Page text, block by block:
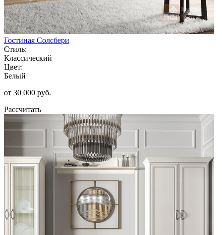
Гостиная Солсбери
Стиль:
Классический
Цвет:
Белый
от 30 000 руб.
Рассчитать